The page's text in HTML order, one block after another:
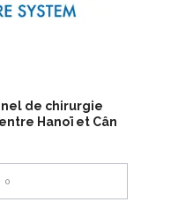
de chirurgie
Hanoï et Cân
0